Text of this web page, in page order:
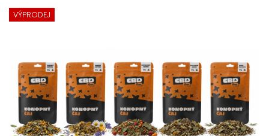
VÝPRODEJ